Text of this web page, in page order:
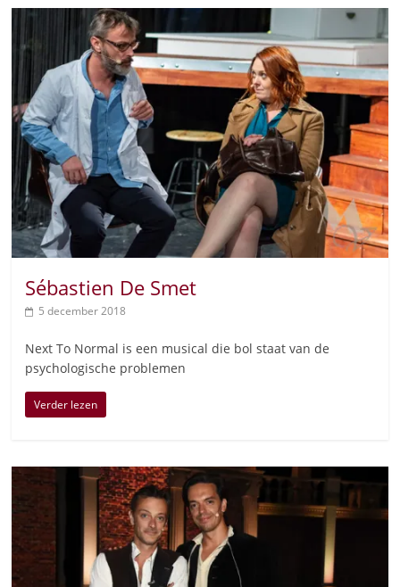
Sébastien De Smet
5 december 2018
Next To Normal is een musical die bol staat van de
psychologische problemen
Verder lezen